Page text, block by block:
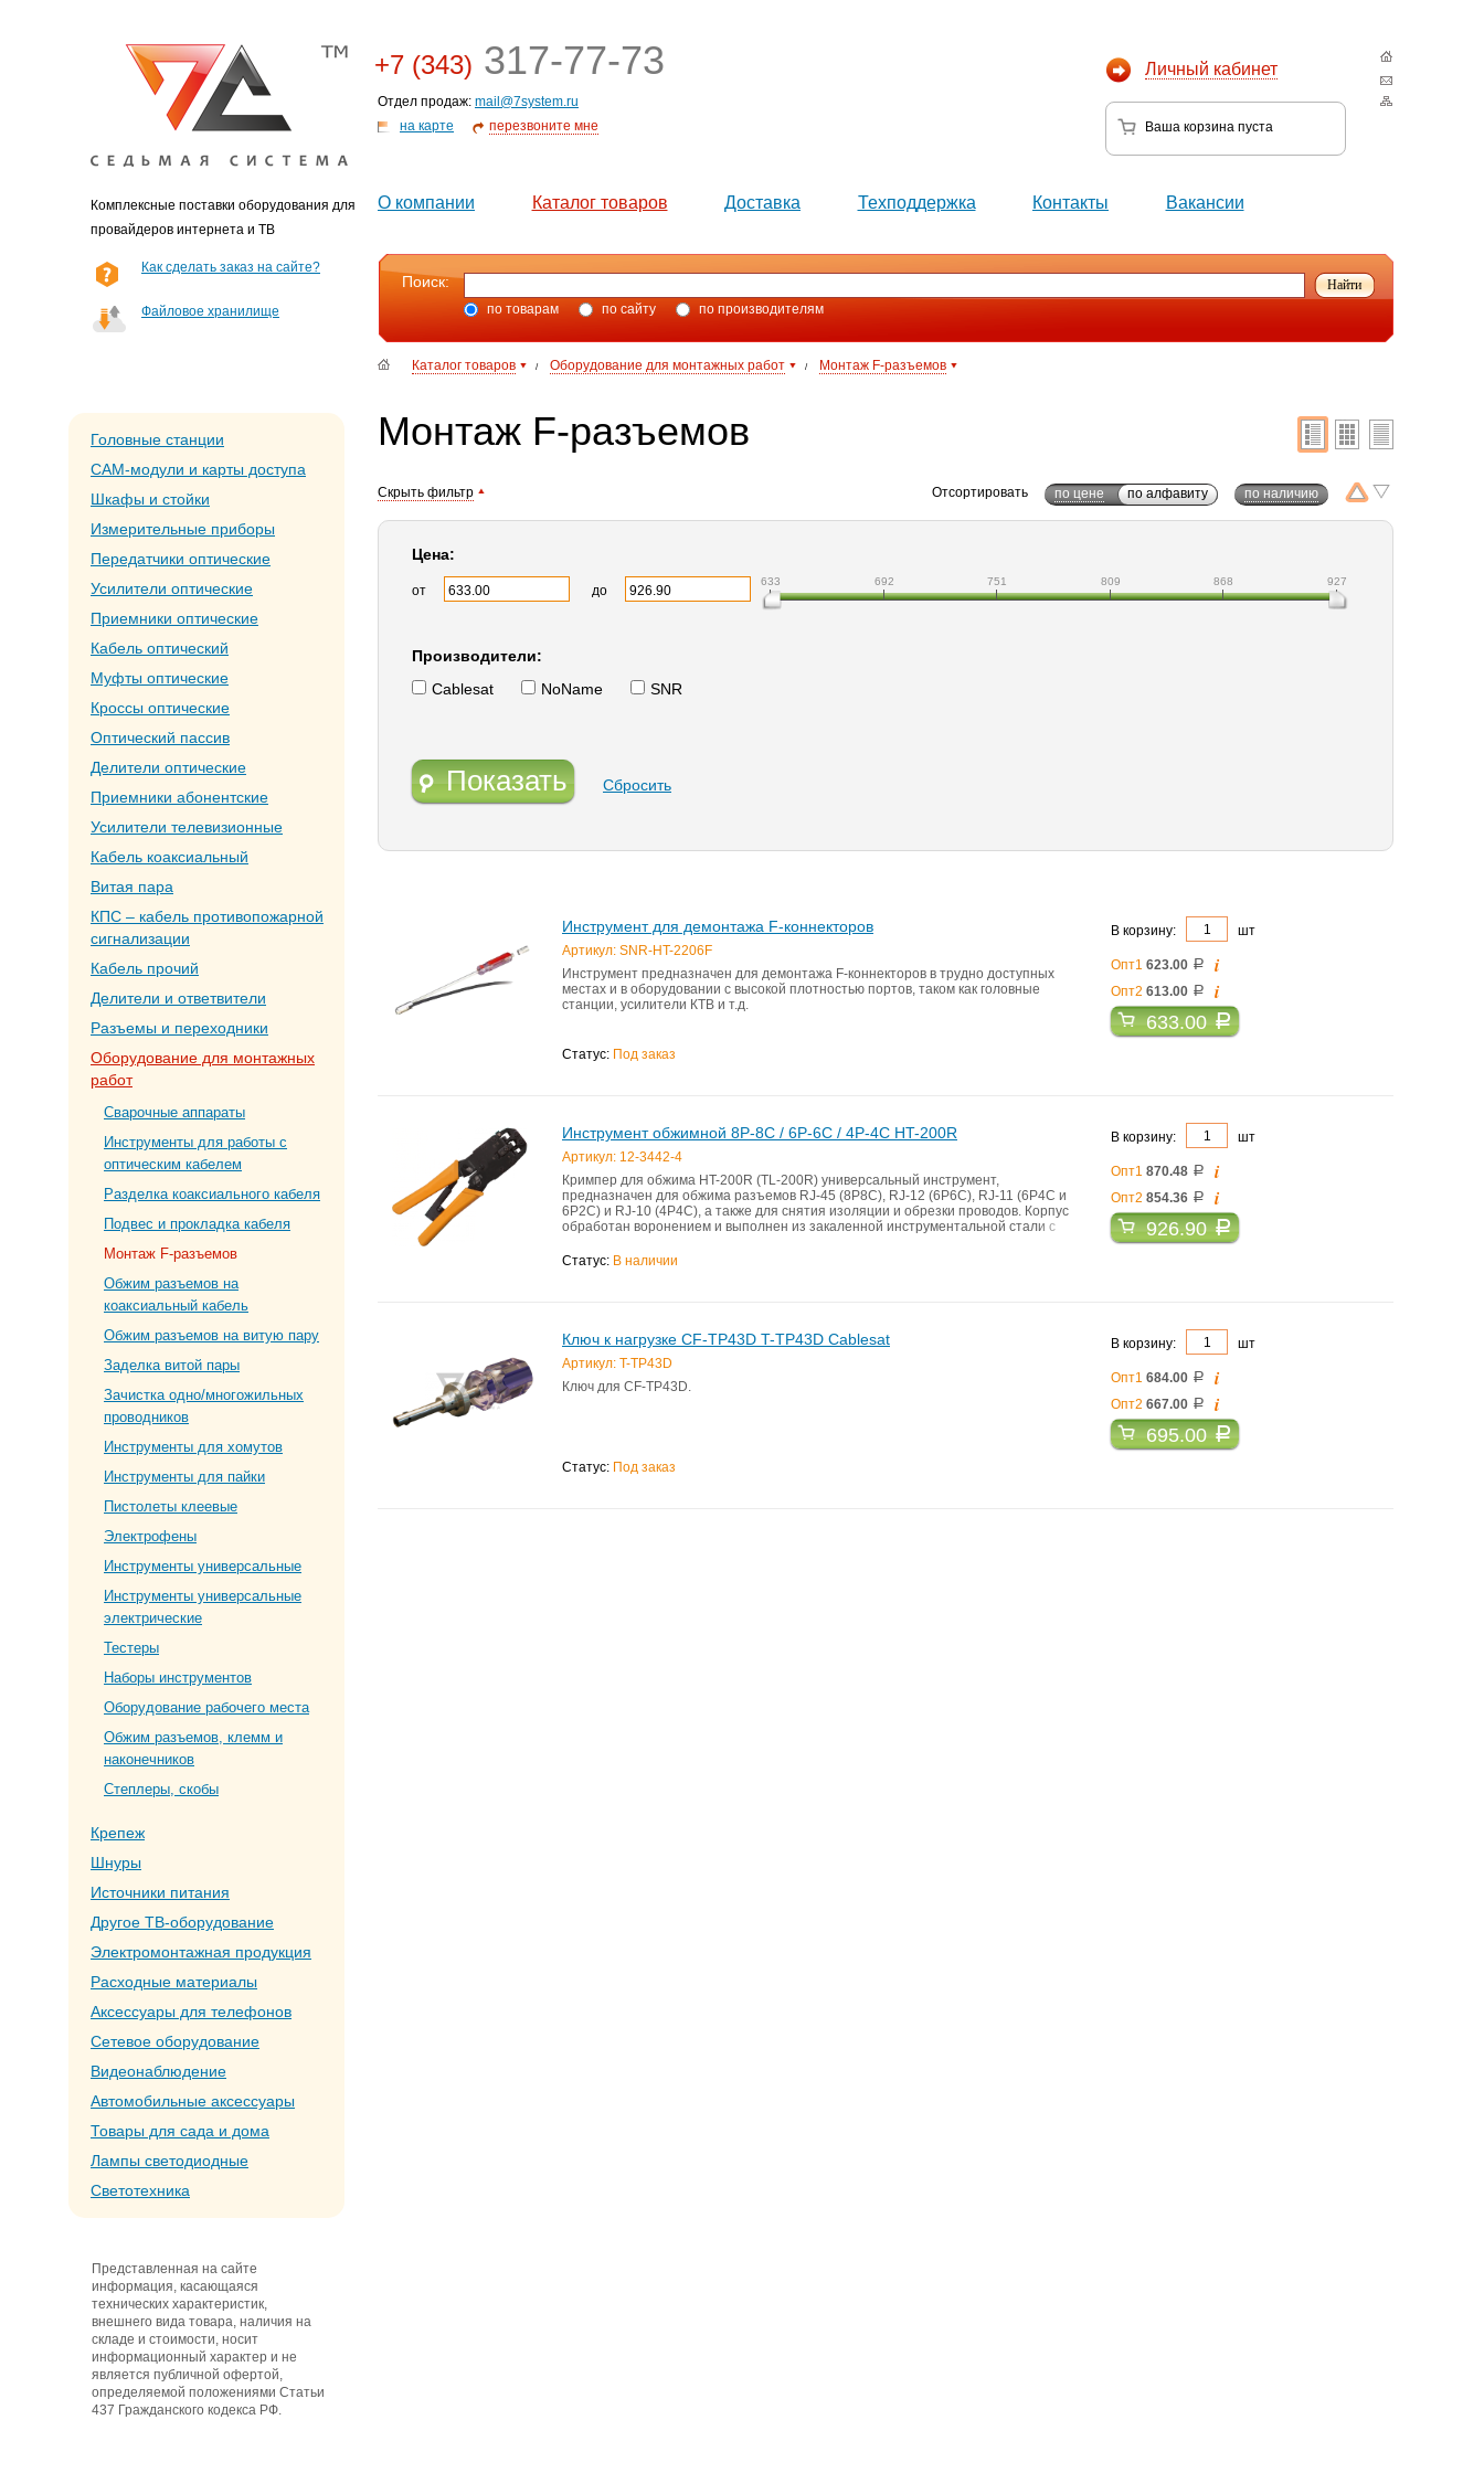
Комплексные поставки оборудования для
провайдеров интернета и ТВ
Личный кабинет
Ваша корзина пуста
+7 (343) 317-77-73
Отдел продаж: mail@7system.ru
на карте
перезвоните мне
О компании Каталог товаров Доставка Техподдержка Контакты Вакансии
Как сделать заказ на сайте?
Файловое хранилище
Поиск:
по товарам по сайту по производителям
Каталог товаров / Оборудование для монтажных работ / Монтаж F-разъемов
Головные станции
CAM-модули и карты доступа
Шкафы и стойки
Измерительные приборы
Передатчики оптические
Усилители оптические
Приемники оптические
Кабель оптический
Муфты оптические
Кроссы оптические
Оптический пассив
Делители оптические
Приемники абонентские
Усилители телевизионные
Кабель коаксиальный
Витая пара
КПС – кабель противопожарной
сигнализации
Кабель прочий
Делители и ответвители
Разъемы и переходники
Оборудование для монтажных
работ
Сварочные аппараты
Инструменты для работы с
оптическим кабелем
Разделка коаксиального кабеля
Подвес и прокладка кабеля
Монтаж F-разъемов
Обжим разъемов на
коаксиальный кабель
Обжим разъемов на витую пару
Заделка витой пары
Зачистка одно/многожильных
проводников
Инструменты для хомутов
Инструменты для пайки
Пистолеты клеевые
Электрофены
Инструменты универсальные
Инструменты универсальные
электрические
Тестеры
Наборы инструментов
Оборудование рабочего места
Обжим разъемов, клемм и
наконечников
Степлеры, скобы
Крепеж
Шнуры
Источники питания
Другое ТВ-оборудование
Электромонтажная продукция
Расходные материалы
Аксессуары для телефонов
Сетевое оборудование
Видеонаблюдение
Автомобильные аксессуары
Товары для сада и дома
Лампы светодиодные
Светотехника
Представленная на сайте
информация, касающаяся
технических характеристик,
внешнего вида товара, наличия на
складе и стоимости, носит
информационный характер и не
является публичной офертой,
определяемой положениями Статьи
437 Гражданского кодекса РФ.
Монтаж F-разъемов
Отсортировать по цене по алфавиту по наличию
Скрыть фильтр
Цена:
от до
633 692 751 809 868 927
Производители:
Cablesat
NoName SNR
Показать Сбросить
Инструмент для демонтажа F-коннекторов
Артикул: SNR-HT-2206F
Инструмент предназначен для демонтажа F-коннекторов в трудно доступных
местах и в оборудовании с высокой плотностью портов, таком как головные
станции, усилители КТВ и т.д.
Статус: Под заказ
В корзину: шт
Опт1 623.00 a i
Опт2 613.00 a i
633.00a
Инструмент обжимной 8P-8C / 6P-6C / 4P-4C HT-200R
Артикул: 12-3442-4
Кримпер для обжима HT-200R (TL-200R) универсальный инструмент,
предназначен для обжима разъемов RJ-45 (8P8C), RJ-12 (6P6C), RJ-11 (6P4C и
6P2C) и RJ-10 (4P4C), а также для снятия изоляции и обрезки проводов. Корпус
обработан воронением и выполнен из закаленной инструментальной стали с
механизм гарантирует полный цикл качественной опрессовки. Удобные
эргономичные рукоятки выполнены из нескользящего плотного синтетического
Статус: В наличии
В корзину: шт
Опт1 870.48 a i
Опт2 854.36 a i
926.90a
Ключ к нагрузке CF-TP43D T-TP43D Cablesat
Артикул: T-TP43D
Ключ для CF-TP43D.
Статус: Под заказ
В корзину: шт
Опт1 684.00 a i
Опт2 667.00 a i
695.00a